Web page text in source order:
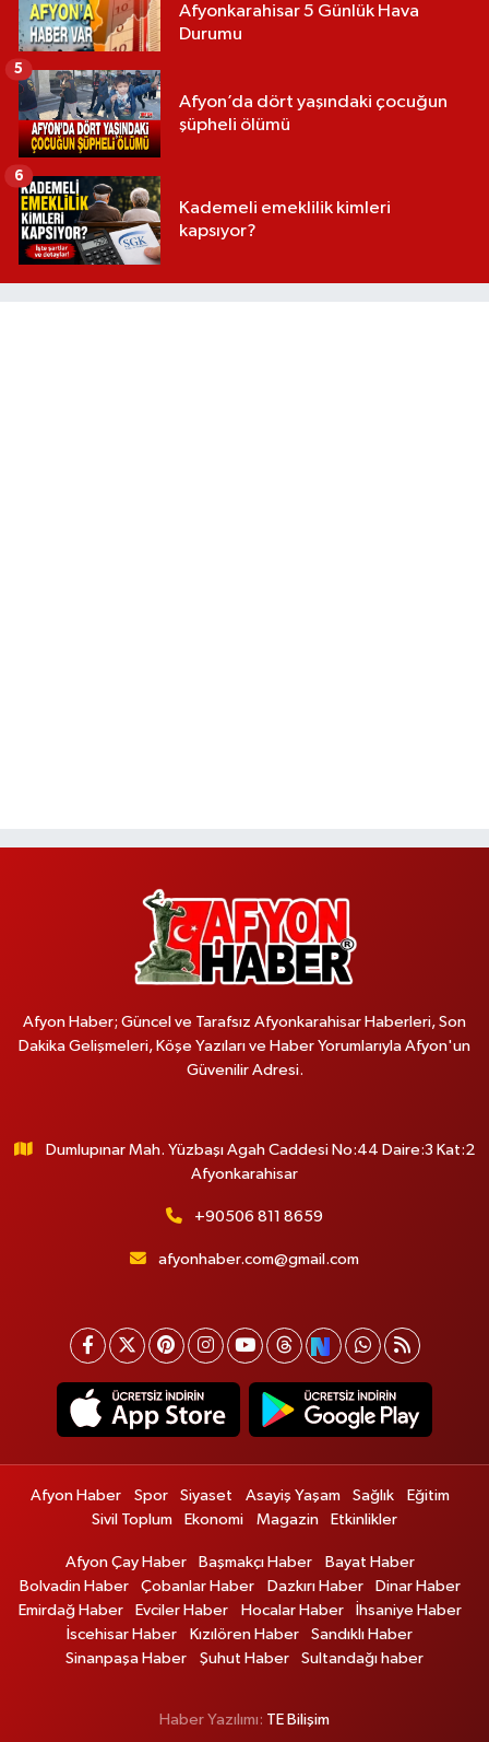
Afyonkarahisar 5 Günlük Hava
Durumu
Afyon’da dört yaşındaki çocuğun
şüpheli ölümü
5
Kademeli emeklilik kimleri
kapsıyor?
6
Afyon Haber; Güncel ve Tarafsız Afyonkarahisar Haberleri, Son
Dakika Gelişmeleri, Köşe Yazıları ve Haber Yorumlarıyla Afyon'un
Güvenilir Adresi.
Dumlupınar Mah. Yüzbaşı Agah Caddesi No:44 Daire:3 Kat:2
Afyonkarahisar
+90506 811 8659
afyonhaber.com@gmail.com
Afyon Haber Spor Siyaset Asayiş Yaşam Sağlık
Eğitim
Sivil Toplum
Ekonomi Magazin Etkinlikler
Afyon Çay Haber Başmakçı Haber
Bayat Haber
Bolvadin Haber
Çobanlar Haber Dazkırı Haber
Dinar Haber
Emirdağ Haber
Evciler Haber Hocalar Haber
İhsaniye Haber
İscehisar Haber
Kızılören Haber
Sandıklı Haber
Sinanpaşa Haber
Şuhut Haber Sultandağı haber
Haber Yazılımı: TE Bilişim